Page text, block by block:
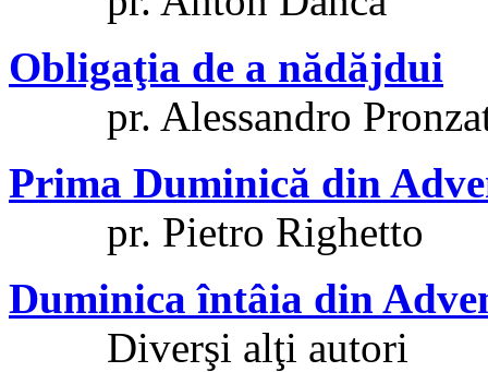
Obligaţia de a nădăjdui
pr. Alessandro
Prima Duminică din
pr. Pietro Righetto
Duminica întâia din
Diverşi alţi autori